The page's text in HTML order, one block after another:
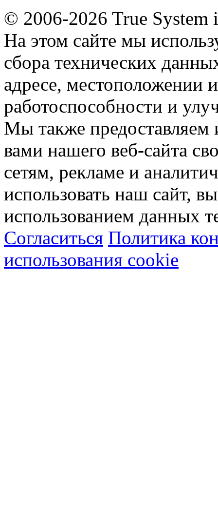
© 2006-2026 True System
На этом сайте мы
сбора технических
адресе, местоположении
работоспособности и
Мы также
вами нашего веб-сайта
сетям, рекламе и
использовать наш сайт,
использованием данных
Согласиться Политика
использования cookie